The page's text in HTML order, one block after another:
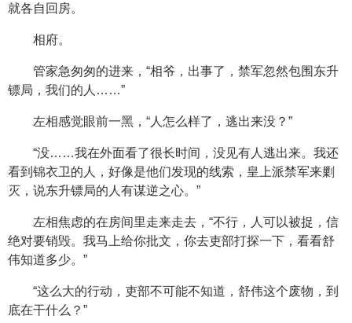
就各自回房。
相府。
管家急匆匆的进来，“相爷，出事了，禁军忽然包围东升
镖局，我们的人……”
左相感觉眼前一黑，“人怎么样了，逃出来没？”
“没……我在外面看了很长时间，没见有人逃出来。我还
看到锦衣卫的人，好像是他们发现的线索，皇上派禁军来剿
灭，说东升镖局的人有谋逆之心。”
左相焦虑的在房间里走来走去，“不行，人可以被捉，信
绝对要销毁。我马上给你批文，你去吏部打探一下，看看舒
伟知道多少。”
“这么大的行动，吏部不可能不知道，舒伟这个废物，到
底在干什么？”